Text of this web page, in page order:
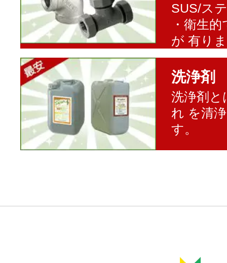
SUS/ス
・衛生
が 有り
洗浄剤
洗浄剤と
れ を清
す。